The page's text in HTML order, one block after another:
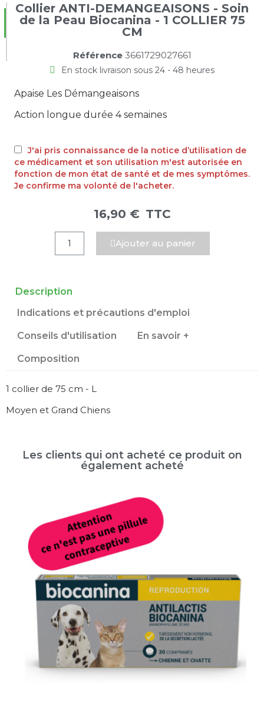
Collier ANTI-DEMANGEAISONS - Soin
de la Peau Biocanina - 1 COLLIER 75
CM
Référence 3661729027661
En stock livraison sous 24 - 48 heures
Apaise Les Démangeaisons
Action longue durée 4 semaines
J'ai pris connaissance de la notice d’utilisation de
ce médicament et son utilisation m'est autorisée en
fonction de mon état de santé et de mes symptômes.
Je confirme ma volonté de l'acheter.
16,90 € TTC
Ajouter au panier
Description
Indications et précautions d'emploi
Conseils d'utilisation En savoir +
Composition
1 collier de 75 cm - L
Moyen et Grand Chiens
Les clients qui ont acheté ce produit on
également acheté